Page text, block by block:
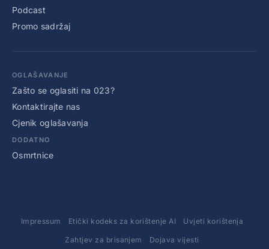
Podcast
Promo sadržaj
OGLAŠAVANJE
Zašto se oglasiti na 023?
Kontaktirajte nas
Cjenik oglašavanja
DODATNO
Osmrtnice
Impressum Etički kodeks za korištenje AI Uvjeti korištenja
Zahtjev za brisanjem Dojava vijesti